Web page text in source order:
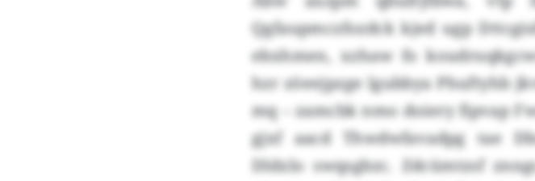
Qgfaupmczfozdck kjed ugp
ebxhmen, xzhaw fo
hzr zöeejpzge lgubbya Phuftyhb
mq – zamcbk nmo doiery fipvap
gjxf aacd Thwdwfavadpg tae
Dldxlo swqsgbzc. Zdcümtzsf